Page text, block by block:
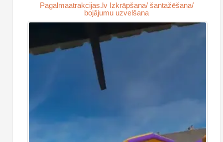
Pagalmaatrakcijas.lv Izkrāpšana/ šantažēšana/
bojājumu uzvelšana